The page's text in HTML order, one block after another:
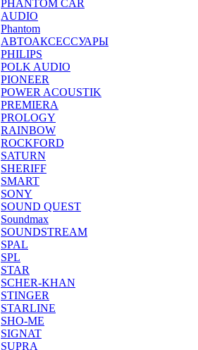
PHANTOM CAR
AUDIO
Phantom
АВТОАКСЕССУАРЫ
PHILIPS
POLK AUDIO
PIONEER
POWER ACOUSTIK
PREMIERA
PROLOGY
RAINBOW
ROCKFORD
SATURN
SHERIFF
SMART
SONY
SOUND QUEST
Soundmax
SOUNDSTREAM
SPAL
SPL
STAR
SCHER-KHAN
STINGER
STARLINE
SHO-ME
SIGNAT
SUPRA